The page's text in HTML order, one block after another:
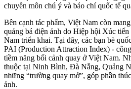
chuyên môn chú ý và báo chí quốc tế
Bên cạnh tác phẩm, Việt Nam còn
quảng bá điện ảnh do Hiệp hội Xúc
Nam triển khai. Tại đây, các bạn bè
PAI (Production Attraction Index) -
tiềm năng bối cảnh quay ở Việt Nam.
thuộc tại Ninh Bình, Đà Nẵng, Quảng
những “trường quay mở”, góp phần
ảnh.